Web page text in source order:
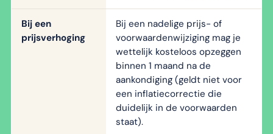
Bij een
prijsverhoging
Bij een nadelige prijs- of
voorwaardenwijziging mag je
wettelijk kosteloos opzeggen
binnen 1 maand na de
aankondiging (geldt niet voor
een inflatiecorrectie die
duidelijk in de voorwaarden
staat).